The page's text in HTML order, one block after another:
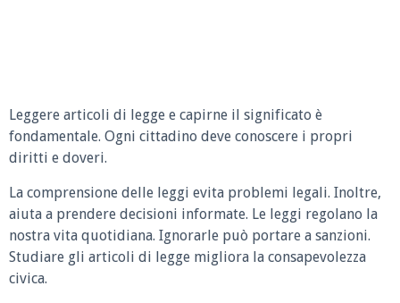
Leggere articoli di legge e capirne il significato è
fondamentale. Ogni cittadino deve conoscere i propri
diritti e doveri.
La comprensione delle leggi evita problemi legali. Inoltre,
aiuta a prendere decisioni informate. Le leggi regolano la
nostra vita quotidiana. Ignorarle può portare a sanzioni.
Studiare gli articoli di legge migliora la consapevolezza
civica.